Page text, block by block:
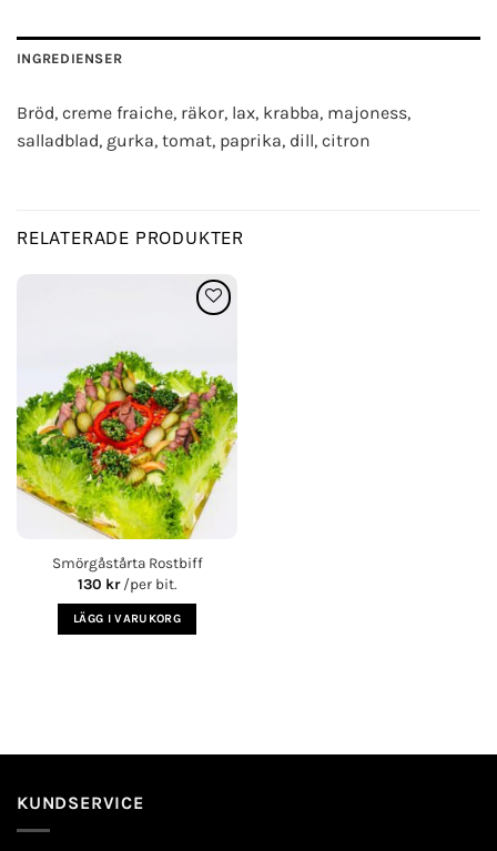
INGREDIENSER
Bröd, creme fraiche, räkor, lax, krabba, majoness,
salladblad, gurka, tomat, paprika, dill, citron
RELATERADE PRODUKTER
Smörgåstårta Rostbiff
130 kr/per bit.
LÄGG I VARUKORG
KUNDSERVICE